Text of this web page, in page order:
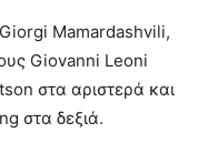
Mamardashvili,
Giovanni Leoni
στα αριστερά και
στα δεξιά.